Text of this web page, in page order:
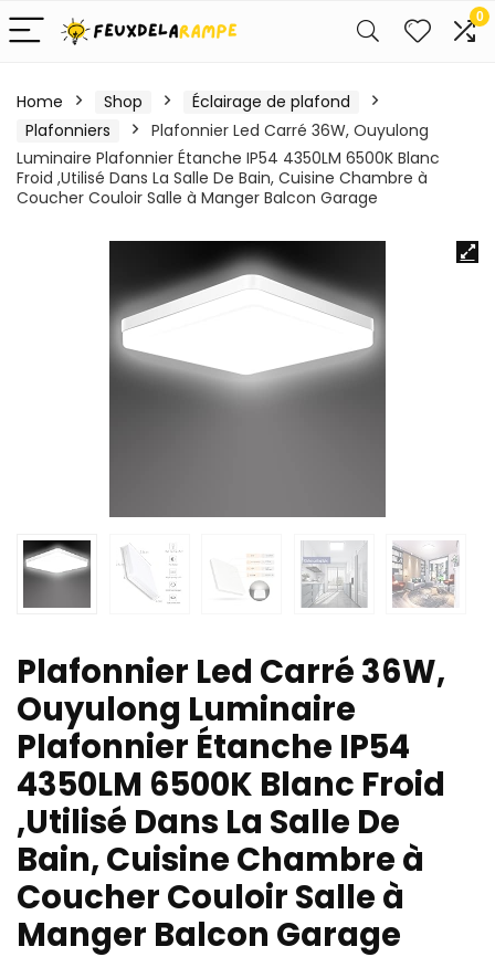
0
Home Shop
Éclairage de plafond
Plafonniers
Plafonnier Led Carré 36W, Ouyulong
Luminaire Plafonnier Étanche IP54 4350LM 6500K Blanc
Froid ,Utilisé Dans La Salle De Bain, Cuisine Chambre à
Coucher Couloir Salle à Manger Balcon Garage
Plafonnier Led Carré 36W,
Ouyulong Luminaire
Plafonnier Étanche IP54
4350LM 6500K Blanc Froid
,Utilisé Dans La Salle De
Bain, Cuisine Chambre à
Coucher Couloir Salle à
Manger Balcon Garage